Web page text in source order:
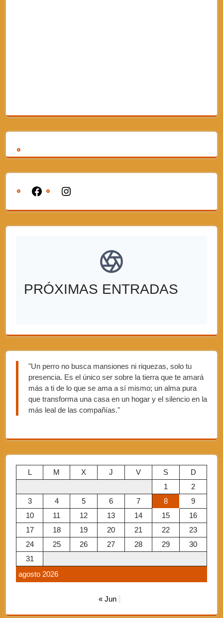
PRÓXIMAS ENTRADAS
"Un perro no busca mansiones ni riquezas, solo tu
presencia. Es el único ser sobre la tierra que te amará
más a ti de lo que se ama a sí mismo; un alma pura
que transforma una casa en un hogar y el silencio en la
más leal de las compañías."
agosto 2026
L M X J V S
D
1
2
3
4 5 6 7 8
9
10
11 12 13 14 15
16
17
18 19 20 21 22
23
24
25 26 27 28 29
30
31
« Jun